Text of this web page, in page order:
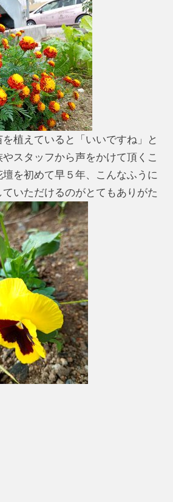
植えていると「いいですね」と
スタッフから声をかけて頂くこ
を初めて早５年、こんなふうに
いただけるのがとてもありがた